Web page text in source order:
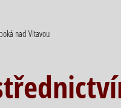
nad Vltavou